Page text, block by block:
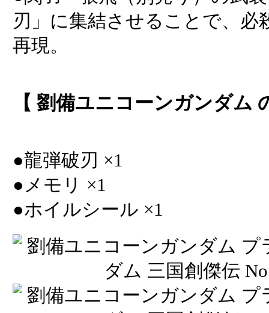
刃」に集結させることで、必
再現。
【 劉備ユニコーンガンダム
●龍弾破刃 ×1
●メモリ ×1
●ホイルシール ×1